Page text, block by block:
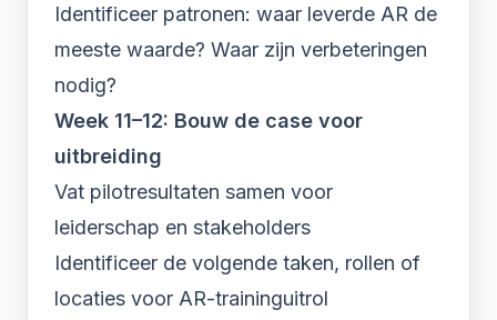
Identificeer patronen: waar leverde AR de
meeste waarde? Waar zijn verbeteringen
nodig?
Week 11–12: Bouw de case voor
uitbreiding
Vat pilotresultaten samen voor
leiderschap en stakeholders
Identificeer de volgende taken, rollen of
locaties voor AR-traininguitrol